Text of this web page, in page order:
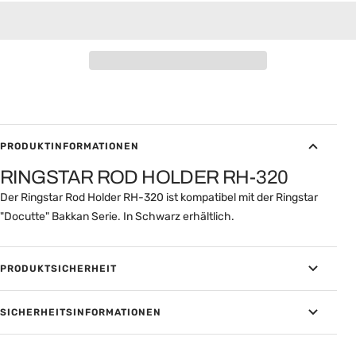
PRODUKTINFORMATIONEN
RINGSTAR ROD HOLDER RH-320
Der Ringstar Rod Holder RH-320 ist kompatibel mit der Ringstar
"Docutte" Bakkan Serie. In Schwarz erhältlich.
PRODUKTSICHERHEIT
SICHERHEITSINFORMATIONEN